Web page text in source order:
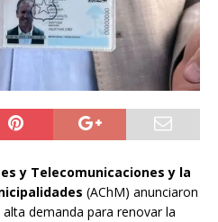
y Telecomunicaciones y la
(AChM) anunciaron
demanda para renovar la